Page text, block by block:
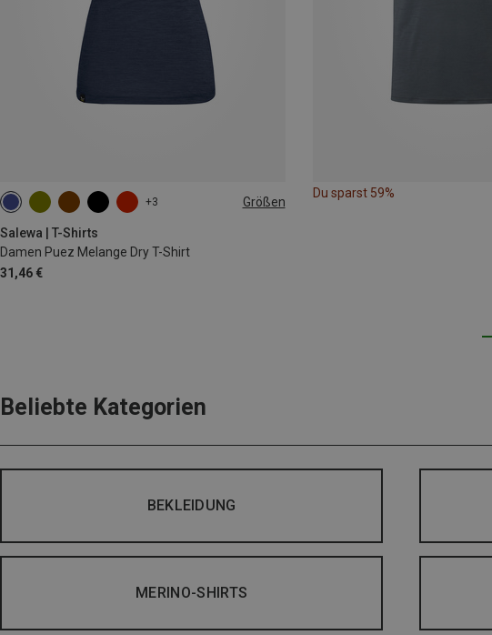
+3 Größen
Salewa | T-Shirts
Damen Puez Melange Dry T-Shirt
31,46 €
M L XL XXL
Du sparst 59%
Beliebte Kategorien
BEKLEIDUNG
MERINO-SHIRTS